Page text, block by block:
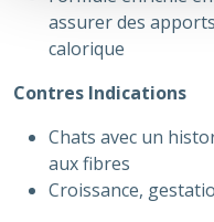
assurer des
calorique
Contres Indications
Chats avec un
aux fibres
Croissance,